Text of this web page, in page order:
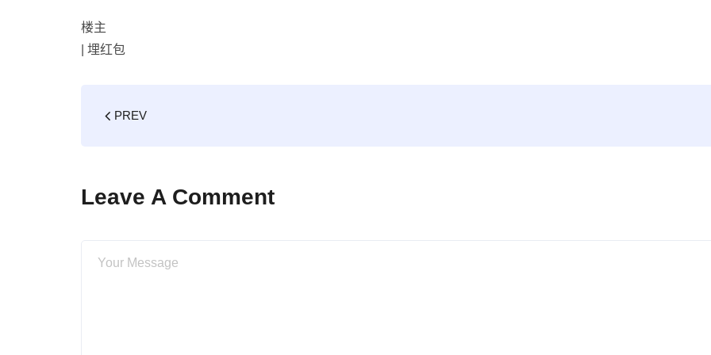
楼主
埋红包
PREV
Leave A Comment